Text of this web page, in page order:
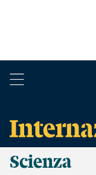
Scienza